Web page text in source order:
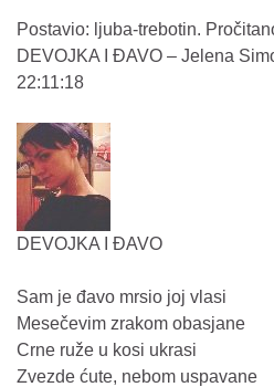
Postavio: ljuba-trebotin.
DEVOJKA I ĐAVO – Jelena
22:11:18
DEVOJKA I ĐAVO
Sam je đavo mrsio joj vlasi
Mesečevim zrakom obasjane
Crne ruže u kosi ukrasi
Zvezde ćute, nebom uspavane